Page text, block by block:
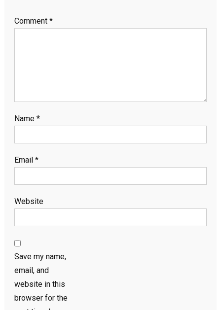
Comment *
Name *
Email *
Website
Save my name,
email, and
website in this
browser for the